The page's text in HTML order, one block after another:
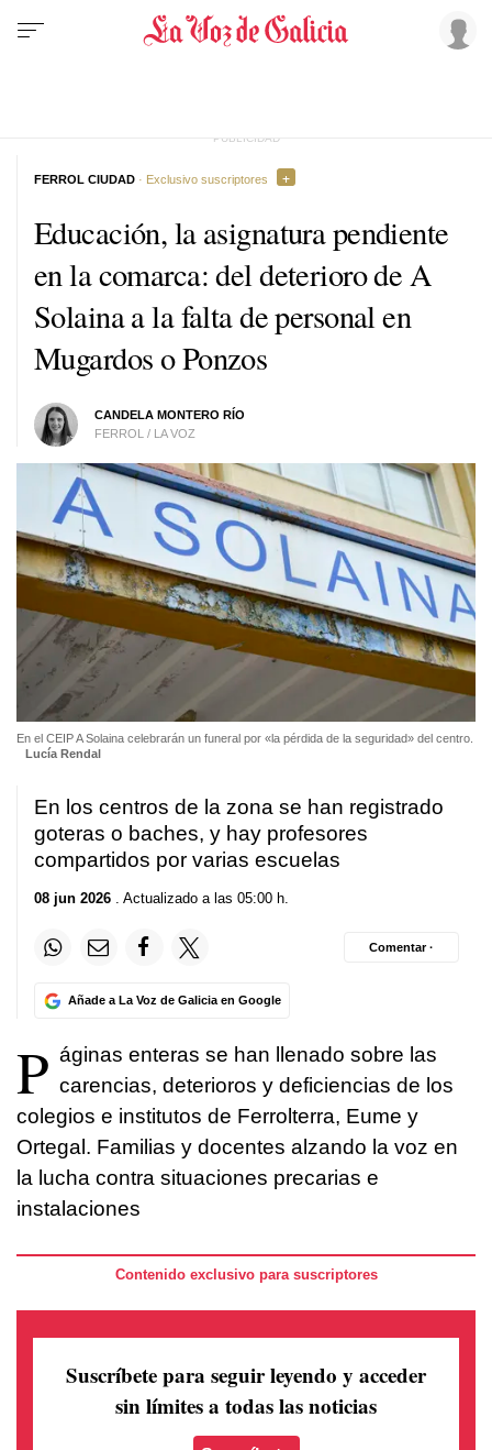
Educación, la asignatura pendiente
en la comarca: del deterioro de A
Solaina a la falta de personal en
Mugardos o Ponzos
CANDELA MONTERO RÍO
FERROL / LA VOZ
FERROL CIUDAD · Exclusivo suscriptores
En el CEIP A Solaina celebrarán un funeral por «la pérdida de la seguridad» del centro.
Lucía Rendal
En los centros de la zona se han registrado
goteras o baches, y hay profesores
compartidos por varias escuelas
08 jun 2026 . Actualizado a las 05:00 h.
Añade a La Voz de Galicia en Google
Comentar ·
P áginas enteras se han llenado sobre las
carencias, deterioros y deficiencias de los
colegios e institutos de Ferrolterra, Eume y
Ortegal. Familias y docentes alzando la voz en
la lucha contra situaciones precarias e
instalaciones
Contenido exclusivo para suscriptores
Suscríbete para seguir leyendo y acceder
sin límites a todas las noticias